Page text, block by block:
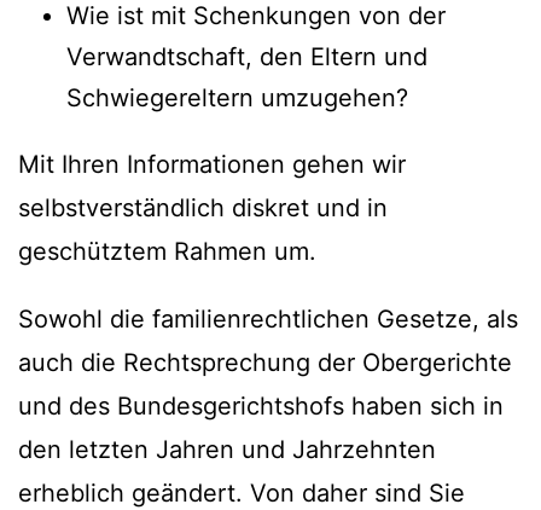
Wie ist mit Schenkungen von der
Verwandtschaft, den Eltern und
Schwiegereltern umzugehen?
Mit Ihren Informationen gehen wir
selbstverständlich diskret und in
geschütztem Rahmen um.
Sowohl die familienrechtlichen Gesetze, als
auch die Rechtsprechung der Obergerichte
und des Bundesgerichtshofs haben sich in
den letzten Jahren und Jahrzehnten
erheblich geändert. Von daher sind Sie